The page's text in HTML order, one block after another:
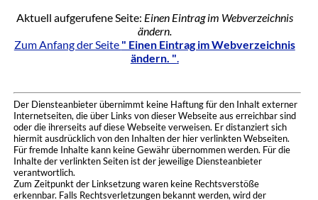
Aktuell aufgerufene Seite: Einen Eintrag im Webverzeichnis
ändern.
Zum Anfang der Seite " Einen Eintrag im Webverzeichnis
ändern. ".
Der Diensteanbieter übernimmt keine Haftung für den Inhalt externer
Internetseiten, die über Links von dieser Webseite aus erreichbar sind
oder die ihrerseits auf diese Webseite verweisen. Er distanziert sich
hiermit ausdrücklich von den Inhalten der hier verlinkten Webseiten.
Für fremde Inhalte kann keine Gewähr übernommen werden. Für die
Inhalte der verlinkten Seiten ist der jeweilige Diensteanbieter
verantwortlich.
Zum Zeitpunkt der Linksetzung waren keine Rechtsverstöße
erkennbar. Falls Rechtsverletzungen bekannt werden, wird der